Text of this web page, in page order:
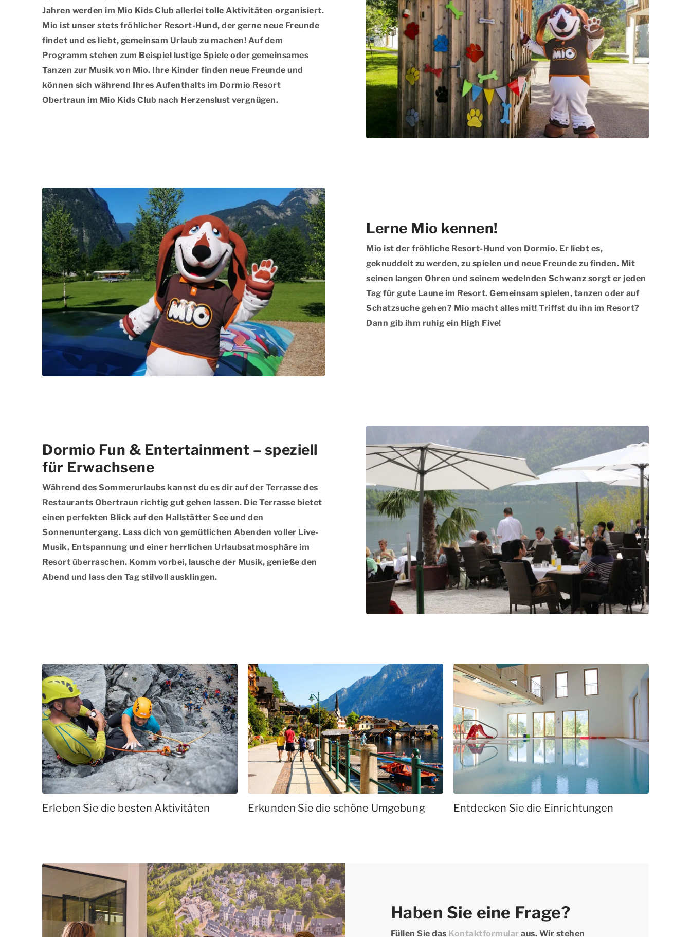
Jahren werden im Mio Kids Club allerlei tolle Aktivitäten organisiert.
Mio ist unser stets fröhlicher Resort-Hund, der gerne neue Freunde
findet und es liebt, gemeinsam Urlaub zu machen! Auf dem
Programm stehen zum Beispiel lustige Spiele oder gemeinsames
Tanzen zur Musik von Mio. Ihre Kinder finden neue Freunde und
können sich während Ihres Aufenthalts im Dormio Resort
Obertraun im Mio Kids Club nach Herzenslust vergnügen.
Lerne Mio kennen!
Mio ist der fröhliche Resort-Hund von Dormio. Er liebt es,
geknuddelt zu werden, zu spielen und neue Freunde zu finden. Mit
seinen langen Ohren und seinem wedelnden Schwanz sorgt er jeden
Tag für gute Laune im Resort. Gemeinsam spielen, tanzen oder auf
Schatzsuche gehen? Mio macht alles mit! Triffst du ihn im Resort?
Dann gib ihm ruhig ein High Five!
Dormio Fun & Entertainment – speziell
für Erwachsene
Während des Sommerurlaubs kannst du es dir auf der Terrasse des
Restaurants Obertraun richtig gut gehen lassen. Die Terrasse bietet
einen perfekten Blick auf den Hallstätter See und den
Sonnenuntergang. Lass dich von gemütlichen Abenden voller Live-
Musik, Entspannung und einer herrlichen Urlaubsatmosphäre im
Resort überraschen. Komm vorbei, lausche der Musik, genieße den
Abend und lass den Tag stilvoll ausklingen.
Erleben Sie die besten Aktivitäten Erkunden Sie die schöne Umgebung Entdecken Sie die Einrichtungen
Haben Sie eine Frage?
Füllen Sie das Kontaktformular aus. Wir stehen